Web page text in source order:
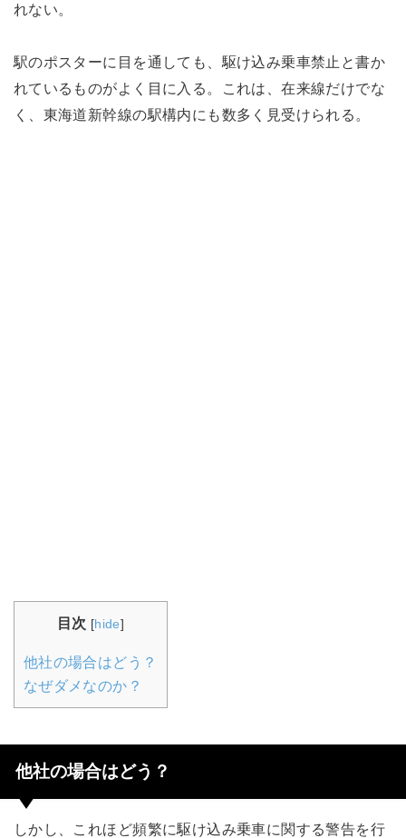
れない。
駅のポスターに目を通しても、駆け込み乗車禁止と書か
れているものがよく目に入る。これは、在来線だけでな
く、東海道新幹線の駅構内にも数多く見受けられる。
目次 [hide]
他社の場合はどう？
なぜダメなのか？
他社の場合はどう？
しかし、これほど頻繁に駆け込み乗車に関する警告を行